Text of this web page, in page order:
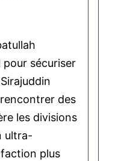
sécuriser
des
les divisions
ultra-
faction plus